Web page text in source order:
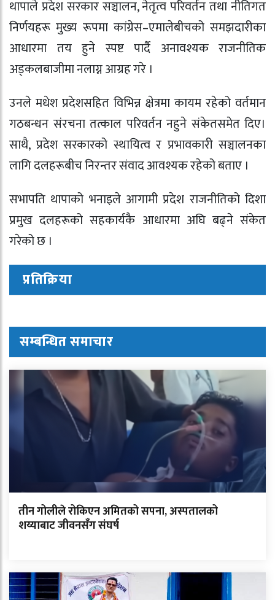
थापाले प्रदेश सरकार सञ्चालन, नेतृत्व परिवर्तन तथा नीतिगत
निर्णयहरू मुख्य रूपमा कांग्रेस–एमालेबीचको समझदारीका
आधारमा तय हुने स्पष्ट पार्दै अनावश्यक राजनीतिक
अड्कलबाजीमा नलाग्न आग्रह गरे ।
उनले मधेश प्रदेशसहित विभिन्न क्षेत्रमा कायम रहेको वर्तमान
गठबन्धन संरचना तत्काल परिवर्तन नहुने संकेतसमेत दिए।
साथै, प्रदेश सरकारको स्थायित्व र प्रभावकारी सञ्चालनका
लागि दलहरूबीच निरन्तर संवाद आवश्यक रहेको बताए ।
सभापति थापाको भनाइले आगामी प्रदेश राजनीतिको दिशा
प्रमुख दलहरूको सहकार्यकै आधारमा अघि बढ्ने संकेत
गरेको छ ।
प्रतिक्रिया
सम्बन्धित समाचार
तीन गोलीले रोकिएन अमितको सपना, अस्पतालको
शय्याबाट जीवनसँग संघर्ष